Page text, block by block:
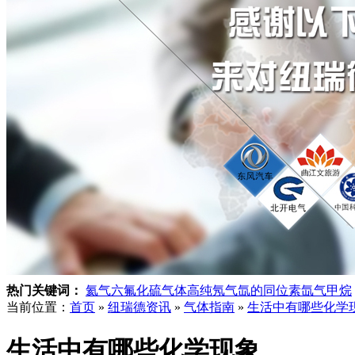
热门关键词： 氦气六氟化硫气体高纯氖气氙的同位素氙气甲烷
当前位置： 首页 » 纽瑞德资讯 » 气体指南 » 生活中有哪些化学